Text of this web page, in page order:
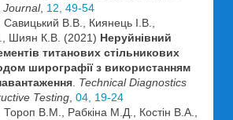
Journal, 12, 49-54
В.В., Киянець І.В.,
Шиян К.В. (2021) Неруйнівний
титанових стільникових
ширографії з використанням
Technical Diagnostics
Testing 04, 19-24
В.М., Рабкіна М.Д., Костін В.А.,